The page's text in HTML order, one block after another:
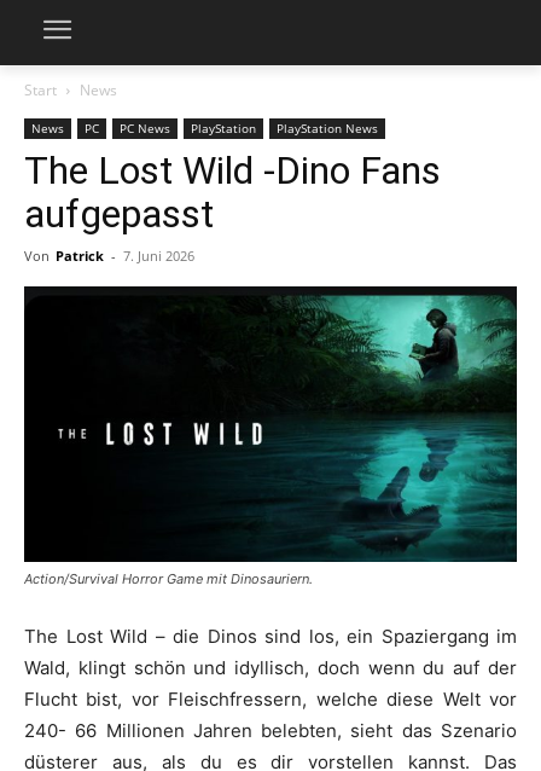
Start News
News PC PC News PlayStation PlayStation News
The Lost Wild -Dino Fans
aufgepasst
Von Patrick - 7. Juni 2026
Action/Survival Horror Game mit Dinosauriern.
The Lost Wild – die Dinos sind los, ein Spaziergang im
Wald, klingt schön und idyllisch, doch wenn du auf der
Flucht bist, vor Fleischfressern, welche diese Welt vor
240- 66 Millionen Jahren belebten, sieht das Szenario
düsterer aus, als du es dir vorstellen kannst. Das